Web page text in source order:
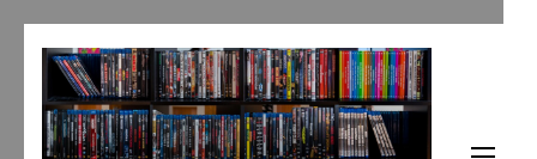
springen
(Enter